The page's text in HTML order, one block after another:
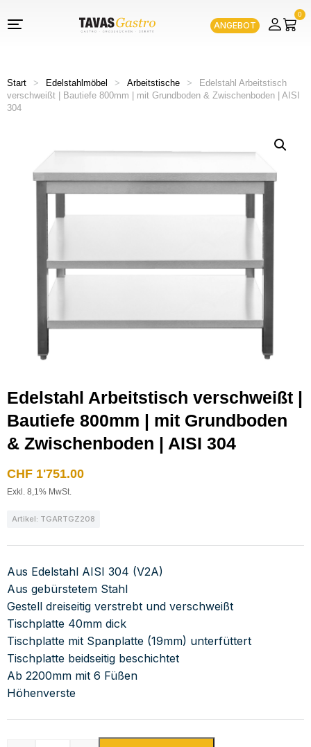
ANGEBOT
0
Start > Edelstahlmöbel > Arbeitstische >
Edelstahl Arbeitstisch
verschweißt | Bautiefe 800mm | mit Grundboden & Zwischenboden | AISI
304
Edelstahl Arbeitstisch verschweißt |
Bautiefe 800mm | mit Grundboden
& Zwischenboden | AISI 304
CHF 1'751.00
Exkl. 8,1% MwSt.
Artikel: TGARTGZ208
Aus Edelstahl AISI 304 (V2A)
Aus gebürstetem Stahl
Gestell dreiseitig verstrebt und verschweißt
Tischplatte 40mm dick
Tischplatte mit Spanplatte (19mm) unterfüttert
Tischplatte beidseitig beschichtet
Ab 2200mm mit 6 Füßen
Höhenverste